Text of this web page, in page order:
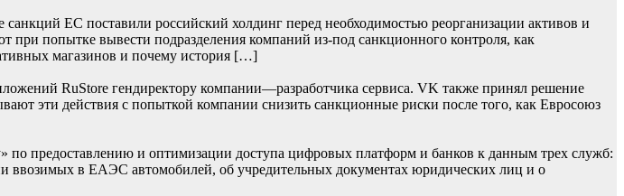
ЕС поставили российский холдинг перед необходимостью реорганизации активов и
при попытке вывести подразделения компаний из-под санкционного контроля, как
магазинов и почему история […]
RuStore гендиректору компании—разработчика сервиса. VK также принял решение
эти действия с попыткой компании снизить санкционные риски после того, как Евросоюз
по предоставлению и оптимизации доступа цифровых платформ и банков к данным трех служб:
в ЕАЭС автомобилей, об учредительных документах юридических лиц и о